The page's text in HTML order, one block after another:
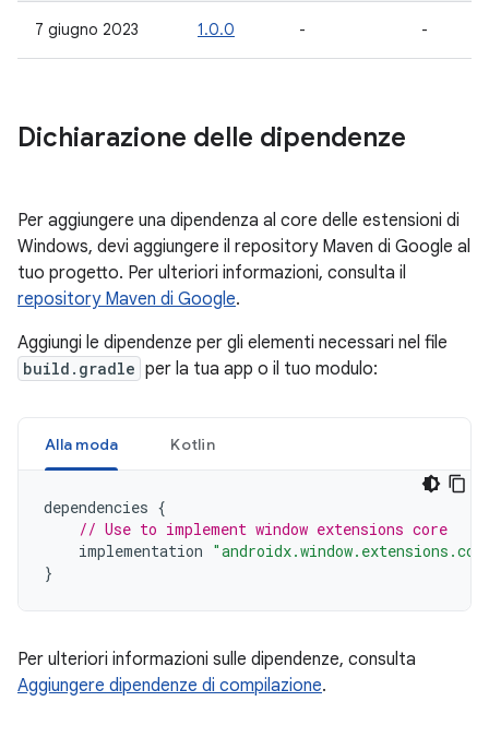
7 giugno 2023 1.0.0 - -
Dichiarazione delle dipendenze
Per aggiungere una dipendenza al core delle estensioni di
Windows, devi aggiungere il repository Maven di Google al
tuo progetto. Per ulteriori informazioni, consulta il
repository Maven di Google.
Aggiungi le dipendenze per gli elementi necessari nel file
build.gradle per la tua app o il tuo modulo:
Alla moda Kotlin
dependencies {
// Use to implement window extensions core
implementation
}
Per ulteriori informazioni sulle dipendenze, consulta
Aggiungere dipendenze di compilazione.